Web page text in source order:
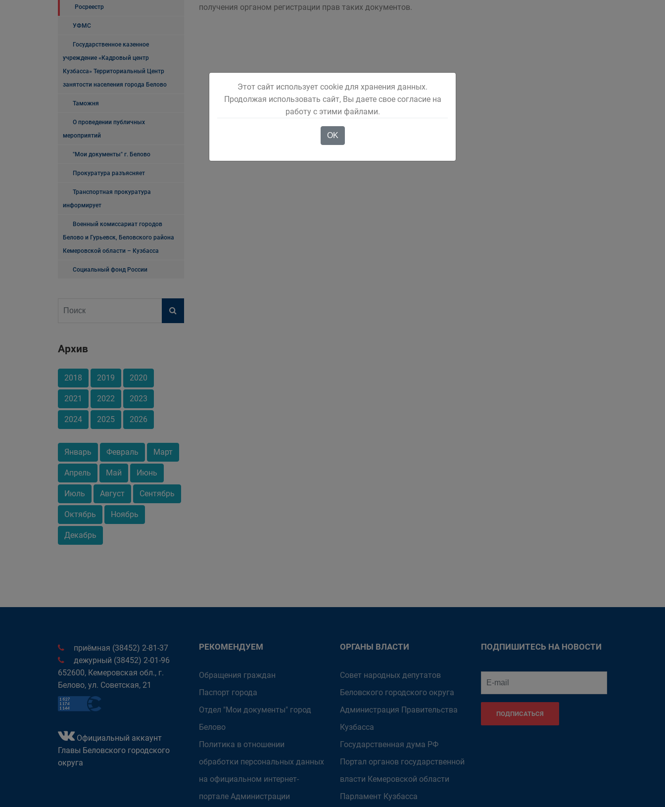
Росреестр
УФМС
Государственное казенное
учреждение «Кадровый центр
Кузбасса» Территориальный Центр
занятости населения города Белово
Таможня
О проведении публичных
мероприятий
"Мои документы" г. Белово
Прокуратура разъясняет
Транспортная прокуратура
информирует
Военный комиссариат городов
Белово и Гурьевск, Беловского района
Кемеровской области – Кузбасса
Социальный фонд России
Архив
2018 2019 2020
2021 2022 2023
2024 2025 2026
Январь Февраль Март
Апрель Май Июнь
Июль Август Сентябрь
Октябрь Ноябрь
Декабрь
получения органом регистрации прав таких документов.
приёмная (38452) 2-81-37
дежурный (38452) 2-01-96
652600, Кемеровская обл., г.
Белово, ул. Советская, 21
Официальный аккаунт
Главы Беловского городского
округа
РЕКОМЕНДУЕМ
Обращения граждан
Паспорт города
Отдел "Мои документы" город
Белово
Политика в отношении
обработки персональных данных
на официальном интернет-
портале Администрации
ОРГАНЫ ВЛАСТИ
Совет народных депутатов
Беловского городского округа
Администрация Правительства
Кузбасса
Государственная дума РФ
Портал органов государственной
власти Кемеровской области
Парламент Кузбасса
ПОДПИШИТЕСЬ НА НОВОСТИ
ПОДПИСАТЬСЯ
Этот сайт использует cookie для хранения данных.
Продолжая использовать сайт, Вы даете свое согласие на
работу с этими файлами.
OK